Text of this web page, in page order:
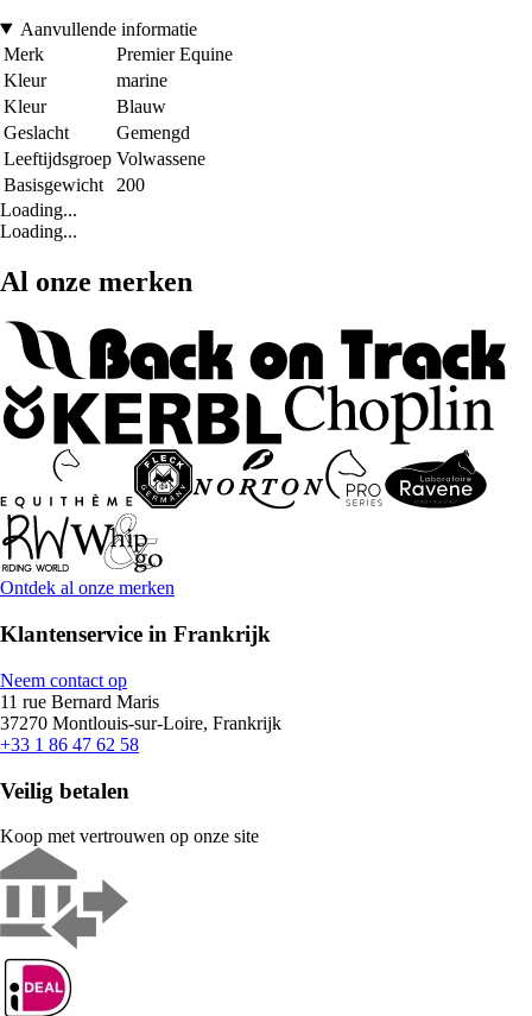
Aanvullende informatie
Merk
Premier Equine
Kleur
marine
Kleur
Blauw
Geslacht
Gemengd
Leeftijdsgroep Volwassene
Basisgewicht
200
Loading...
Loading...
Al onze merken
Ontdek al onze merken
Klantenservice in Frankrijk
Neem contact op
11 rue Bernard Maris
37270 Montlouis-sur-Loire, Frankrijk
+33 1 86 47 62 58
Veilig betalen
Koop met vertrouwen op onze site